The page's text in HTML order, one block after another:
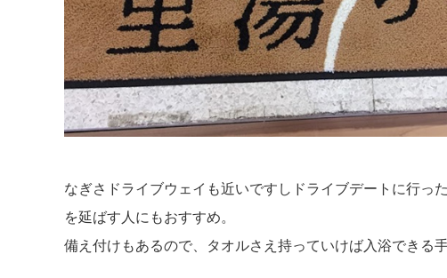
なぎさドライブウェイも近いですしドライブデートに行っ
を延ばす人にもおすすめ。
備え付けもあるので、タオルさえ持っていけば入浴できる